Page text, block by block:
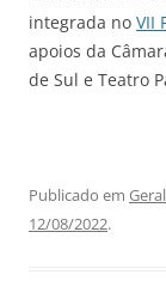
integrada no VII
apoios da
de Sul e Teatro
Publicado em Geral
12/08/2022.